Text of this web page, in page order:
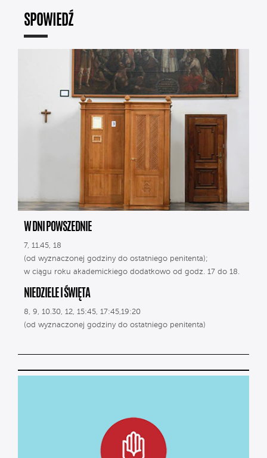
SPOWIEDŹ
W DNI POWSZEDNIE
7, 11.45, 18
(od wyznaczonej godziny do ostatniego penitenta);
w ciągu roku akademickiego dodatkowo od godz. 17 do 18.
NIEDZIELE I ŚWIĘTA
8, 9, 10.30, 12, 15:45, 17:45,19:20
(od wyznaczonej godziny do ostatniego penitenta)